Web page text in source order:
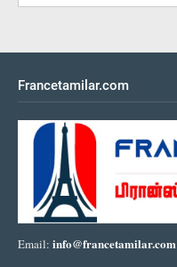
Francetamilar.com
Email: info@francetamilar.com